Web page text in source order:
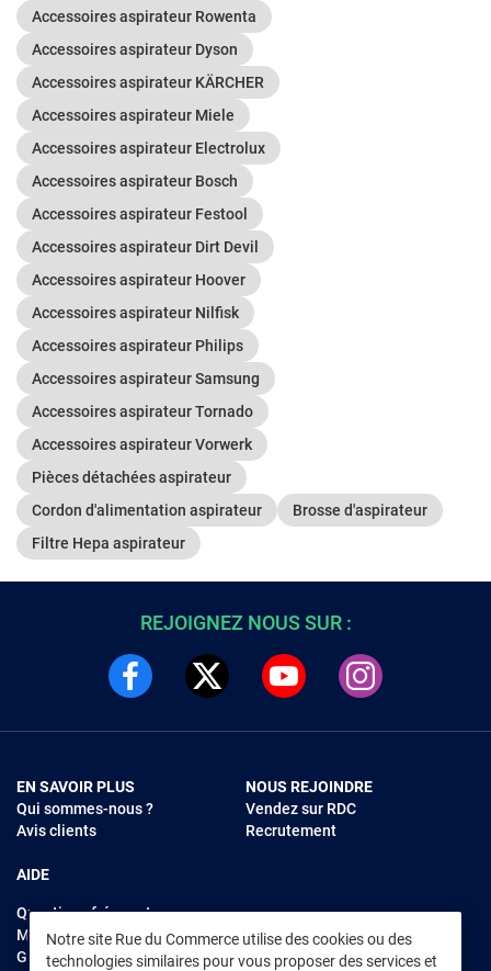
Accessoires aspirateur Rowenta
Accessoires aspirateur Dyson
Accessoires aspirateur KÄRCHER
Accessoires aspirateur Miele
Accessoires aspirateur Electrolux
Accessoires aspirateur Bosch
Accessoires aspirateur Festool
Accessoires aspirateur Dirt Devil
Accessoires aspirateur Hoover
Accessoires aspirateur Nilfisk
Accessoires aspirateur Philips
Accessoires aspirateur Samsung
Accessoires aspirateur Tornado
Accessoires aspirateur Vorwerk
Pièces détachées aspirateur
Cordon d'alimentation aspirateur
Brosse d'aspirateur
Filtre Hepa aspirateur
Notre site Rue du Commerce utilise des cookies ou des
technologies similaires pour vous proposer des services et
REJOIGNEZ NOUS SUR :
EN SAVOIR PLUS
Qui sommes-nous ?
Avis clients
AIDE
Questions fréquentes
Modes de règlements
Garantie et retours
NOUS REJOINDRE
Vendez sur RDC
Recrutement